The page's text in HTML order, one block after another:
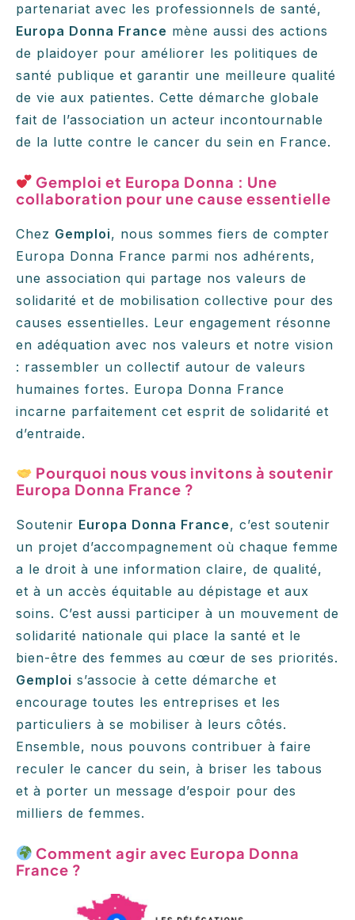
partenariat avec les professionnels de santé,
Europa Donna France mène aussi des actions
de plaidoyer pour améliorer les politiques de
santé publique et garantir une meilleure qualité
de vie aux patientes. Cette démarche globale
fait de l’association un acteur incontournable
de la lutte contre le cancer du sein en France.
Gemploi et Europa Donna : Une
collaboration pour une cause essentielle
Chez Gemploi, nous sommes fiers de compter
Europa Donna France parmi nos adhérents,
une association qui partage nos valeurs de
solidarité et de mobilisation collective pour des
causes essentielles. Leur engagement résonne
en adéquation avec nos valeurs et notre vision
: rassembler un collectif autour de valeurs
humaines fortes. Europa Donna France
incarne parfaitement cet esprit de solidarité et
d’entraide.
Pourquoi nous vous invitons à soutenir
Europa Donna France ?
Soutenir Europa Donna France, c’est soutenir
un projet d’accompagnement où chaque femme
a le droit à une information claire, de qualité,
et à un accès équitable au dépistage et aux
soins. C’est aussi participer à un mouvement de
solidarité nationale qui place la santé et le
bien-être des femmes au cœur de ses priorités.
Gemploi s’associe à cette démarche et
encourage toutes les entreprises et les
particuliers à se mobiliser à leurs côtés.
Ensemble, nous pouvons contribuer à faire
reculer le cancer du sein, à briser les tabous
et à porter un message d’espoir pour des
milliers de femmes.
Comment agir avec Europa Donna
France ?